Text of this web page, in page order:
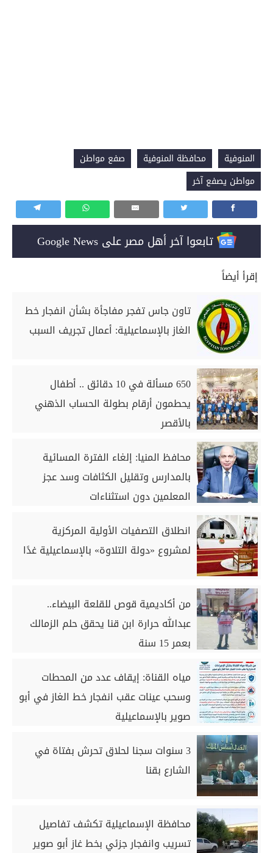
المنوفية محافظة المنوفية
صفع مواطن
مواطن يصفع آخر
تابعوا آخر أهل مصر على Google News
إقرأ أيضاً
تاون جاس تفجر مفاجأة بشأن انفجار خط
الغاز بالإسماعيلية: أعمال تجريف السبب
650 مسألة في 10 دقائق .. أطفال
يحطمون أرقام بطولة الحساب الذهني
بالأقصر
محافظ المنيا: إلغاء الفترة المسائية
بالمدارس وتقليل الكثافات وسد عجز
المعلمين دون استثناءات
انطلاق التصفيات الأولية المركزية
لمشروع «دولة التلاوة» بالإسماعيلية غدًا
من أكاديمية قوص للقلعة البيضاء..
عبدالله حرارة ابن قنا يحقق حلم الزمالك
بعمر 15 سنة
مياه القناة: إيقاف عدد من المحطات
وسحب عينات عقب انفجار خط الغاز في أبو
صوير بالإسماعيلية
3 سنوات سجنا لحلاق تحرش بفتاة في
الشارع بقنا
محافظة الإسماعيلية تكشف تفاصيل
تسريب وانفجار جزئي بخط غاز أبو صوير